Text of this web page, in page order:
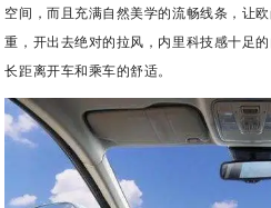
空间，而且充满自然美学的流畅线条，让
重，开出去绝对的拉风，内里科技感十足
长距离开车和乘车的舒适。